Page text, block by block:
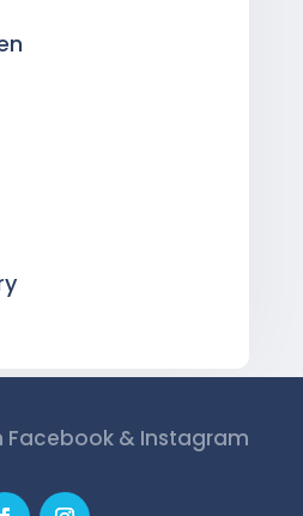
Facebook & Instagram